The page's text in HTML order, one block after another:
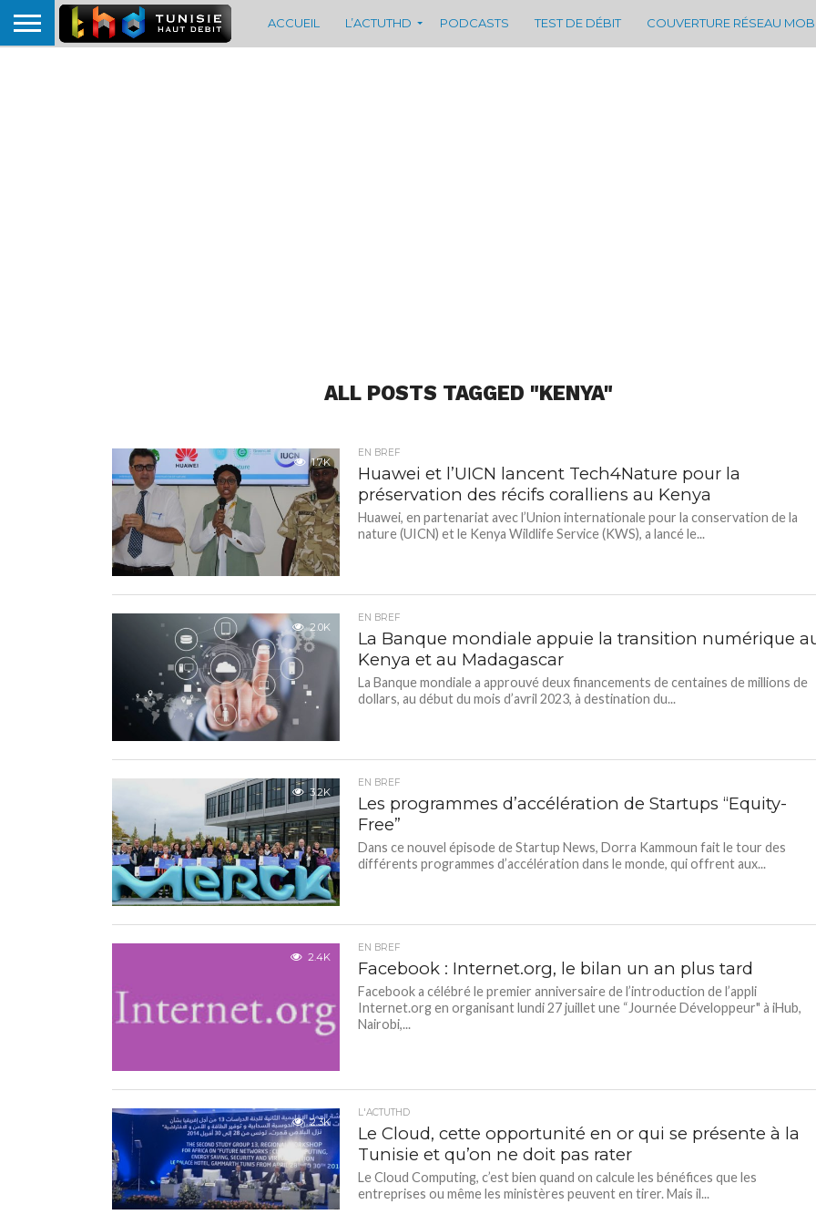
ACCUEIL L’ACTUTHD PODCASTS TEST DE DÉBIT COUVERTURE RÉSEAU
ALL POSTS TAGGED "KENYA"
1.7K
EN BREF
Huawei et l’UICN lancent Tech4Nature pour la
préservation des récifs coralliens au Kenya
Huawei, en partenariat avec l’Union internationale pour la conservation de la
nature (UICN) et le Kenya Wildlife Service (KWS), a lancé le...
2.0K
EN BREF
La Banque mondiale appuie la transition numérique
Kenya et au Madagascar
La Banque mondiale a approuvé deux financements de centaines de millions de
dollars, au début du mois d’avril 2023, à destination du...
3.2K
EN BREF
Les programmes d’accélération de Startups “Equity-
Free”
Dans ce nouvel épisode de Startup News, Dorra Kammoun fait le tour des
différents programmes d’accélération dans le monde, qui offrent aux...
2.4K
EN BREF
Facebook : Internet.org, le bilan un an plus tard
Facebook a célébré le premier anniversaire de l’introduction de l’appli
Internet.org en organisant lundi 27 juillet une “Journée Développeur" à iHub,
Nairobi,...
2.3K
L'ACTUTHD
Le Cloud, cette opportunité en or qui se présente à la
Tunisie et qu’on ne doit pas rater
Le Cloud Computing, c’est bien quand on calcule les bénéfices que les
entreprises ou même les ministères peuvent en tirer. Mais il...